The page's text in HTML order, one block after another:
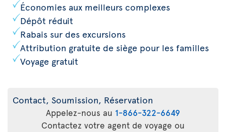
Économies aux meilleurs complexes
Dépôt réduit
Rabais sur des excursions
Attribution gratuite de siège pour les familles
Voyage gratuit
Contact, Soumission, Réservation
Appelez-nous au 1-866-322-6649
Contactez votre agent de voyage ou